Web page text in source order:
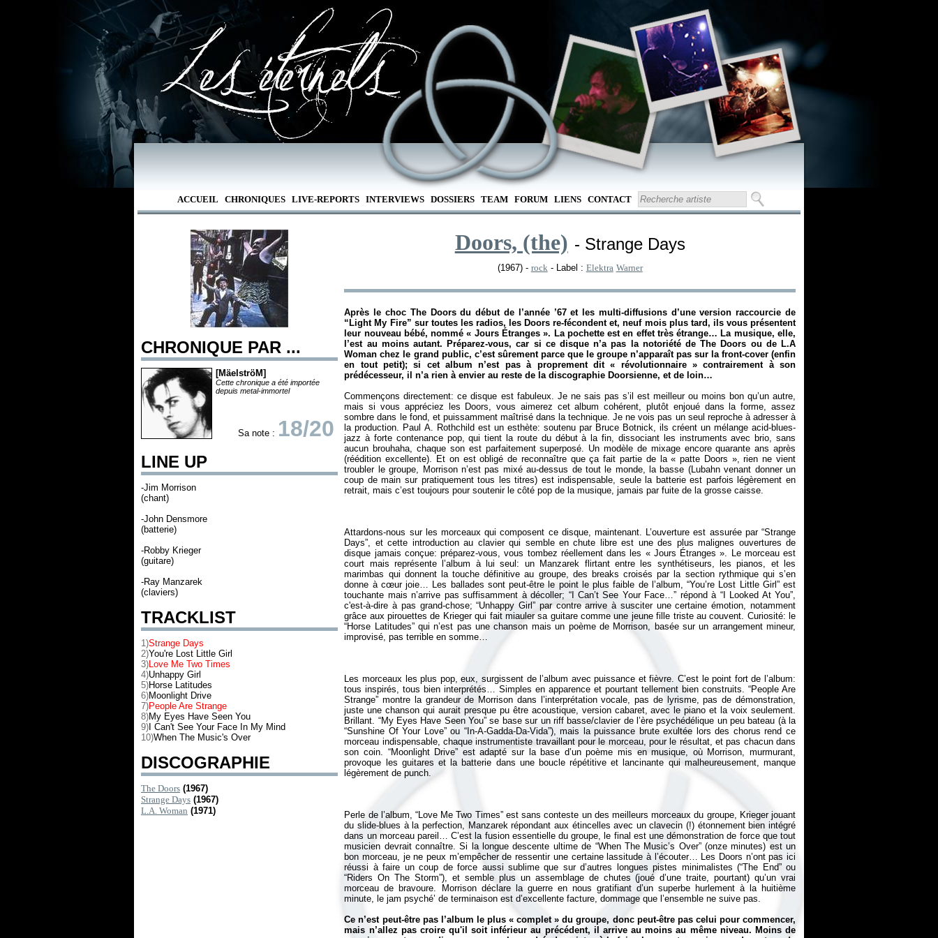
ACCUEIL CHRONIQUES LIVE-REPORTS INTERVIEWS DOSSIERS TEAM FORUM LIENS CONTACT
CHRONIQUE PAR ...
[MäelströM]
Cette chronique a été importée
depuis metal-immortel
Sa note : 18/20
LINE UP
-Jim Morrison
(chant)
-John Densmore
(batterie)
-Robby Krieger
(guitare)
-Ray Manzarek
(claviers)
TRACKLIST
1)Strange Days
2)You're Lost Little Girl
3)Love Me Two Times
4)Unhappy Girl
5)Horse Latitudes
6)Moonlight Drive
7)People Are Strange
8)My Eyes Have Seen You
9) I Can't See Your Face In My Mind
10)When The Music's Over
DISCOGRAPHIE
The Doors (1967)
Strange Days (1967)
L.A. Woman (1971)
Doors, (the) - Strange Days
(1967) - rock - Label : Elektra Warner
Après le choc The Doorsdu début de l’année ’67 et les multi-diffusions d’une version raccourcie de
“Light My Fire” sur toutes les radios, les Doors re-fécondent et, neuf mois plus tard, ils vous présentent
leur nouveau bébé, nommé « Jours Étranges ». La pochette est en effet très étrange… La musique, elle,
l’est au moins autant. Préparez-vous, car si ce disque n’a pas la notoriété deThe Doors ou de L.A
Woman chez le grand public, c’est sûrement parce que le groupe n’apparaît pas sur la front-cover (enfin
en tout petit); si cet album n’est pas à proprement dit « révolutionnaire » contrairement à son
prédécesseur, il n’a rien à envier au reste de la discographie Doorsienne, et de loin…
Commençons directement: ce disque est fabuleux. Je ne sais pas s’il est meilleur ou moins bon qu’un autre,
mais si vous appréciez les Doors, vous aimerez cet album cohérent, plutôt enjoué dans la forme, assez
sombre dans le fond, et puissamment maîtrisé dans la technique. Je ne vois pas un seul reproche à adresser à
la production. Paul A. Rothchild est un esthète: soutenu par Bruce Botnick, ils créent un mélange acid-blues-
jazz à forte contenance pop, qui tient la route du début à la fin, dissociant les instruments avec brio, sans
aucun brouhaha, chaque son est parfaitement superposé. Un modèle de mixage encore quarante ans après
(réédition excellente). Et on est obligé de reconnaître que ça fait partie de la « patte Doors », rien ne vient
troubler le groupe, Morrison n’est pas mixé au-dessus de tout le monde, la basse (Lubahn venant donner un
coup de main sur pratiquement tous les titres) est indispensable, seule la batterie est parfois légèrement en
Attardons-nous sur les morceaux qui composent ce disque, maintenant. L’ouverture est assurée par “Strange
Days”, et cette introduction au clavier qui semble en chute libre est une des plus malignes ouvertures de
disque jamais conçue: préparez-vous, vous tombez réellement dans les « Jours Étranges ». Le morceau est
court mais représente l’album à lui seul: un Manzarek flirtant entre les synthétiseurs, les pianos, et les
marimbas qui donnent la touche définitive au groupe, des breaks croisés par la section rythmique qui s’en
donne à cœur joie… Les ballades sont peut-être le point le plus faible de l’album, “You’re Lost Little Girl” est
touchante mais n’arrive pas suffisamment à décoller; “I Can’t See Your Face…” répond à “I Looked At You”,
c'est-à-dire à pas grand-chose; “Unhappy Girl” par contre arrive à susciter une certaine émotion, notamment
grâce aux pirouettes de Krieger qui fait miauler sa guitare comme une jeune fille triste au couvent. Curiosité: le
“Horse Latitudes” qui n’est pas une chanson mais un poème de Morrison, basée sur un arrangement mineur,
Les morceaux les plus pop, eux, surgissent de l’album avec puissance et fièvre. C’est le point fort de l’album:
tous inspirés, tous bien interprétés… Simples en apparence et pourtant tellement bien construits. “People Are
Strange” montre la grandeur de Morrison dans l’interprétation vocale, pas de lyrisme, pas de démonstration,
juste une chanson qui aurait presque pu être acoustique, version cabaret, avec le piano et la voix seulement.
Brillant. “My Eyes Have Seen You” se base sur un riff basse/clavier de l’ère psychédélique un peu bateau (à la
“Sunshine Of Your Love” ou “In-A-Gadda-Da-Vida”), mais la puissance brute exultée lors des chorus rend ce
morceau indispensable, chaque instrumentiste travaillant pour le morceau, pour le résultat, et pas chacun dans
son coin. “Moonlight Drive” est adapté sur la base d’un poème mis en musique, où Morrison, murmurant,
provoque les guitares et la batterie dans une boucle répétitive et lancinante qui malheureusement, manque
Perle de l’album, “Love Me Two Times” est sans conteste un des meilleurs morceaux du groupe, Krieger jouant
du slide-blues à la perfection, Manzarek répondant aux étincelles avec un clavecin (!) étonnement bien intégré
dans un morceau pareil… C’est la fusion essentielle du groupe, le final est une démonstration de force que tout
musicien devrait connaître. Si la longue descente ultime de “When The Music’s Over” (onze minutes) est un
bon morceau, je ne peux m’empêcher de ressentir une certaine lassitude à l’écouter… Les Doors n’ont pas ici
réussi à faire un coup de force aussi sublime que sur d’autres longues pistes minimalistes (“The End” ou
“Riders On The Storm”), et semble plus un assemblage de chutes (joué d’une traite, pourtant) qu’un vrai
morceau de bravoure. Morrison déclare la guerre en nous gratifiant d’un superbe hurlement à la huitième
minute, le jam psyché’ de terminaison est d’excellente facture, dommage que l’ensemble ne suive pas.
Ce n’est peut-être pas l’album le plus « complet » du groupe, donc peut-être pas celui pour commencer,
mais n’allez pas croire qu'il soit inférieur au précédent, il arrive au moins au même niveau. Moins de